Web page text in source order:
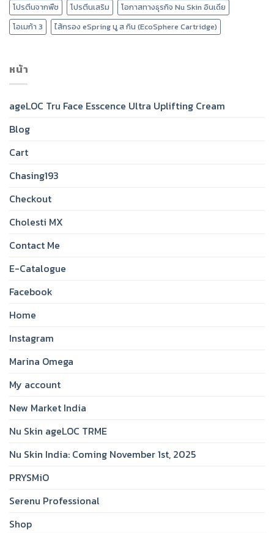
โปรตีนจากพืช
โปรตีนเสริม
โอกาสทางธุรกิจ Nu Skin อินเดีย
โอเมก้า 3
ไส้กรอง eSpring นู ส กิน (EcoSphere Cartridge)
หน้า
ageLOC Tru Face Esscence Ultra Uplifting Cream
Blog
Cart
Chasing193
Checkout
Cholesti MX
Contact Me
E-Catalogue
Facebook
Home
Instagram
Marina Omega
My account
New Market India
Nu Skin ageLOC TRME
Nu Skin India: Coming November 1st, 2025
PRYSMiO
Serenu Professional
Shop